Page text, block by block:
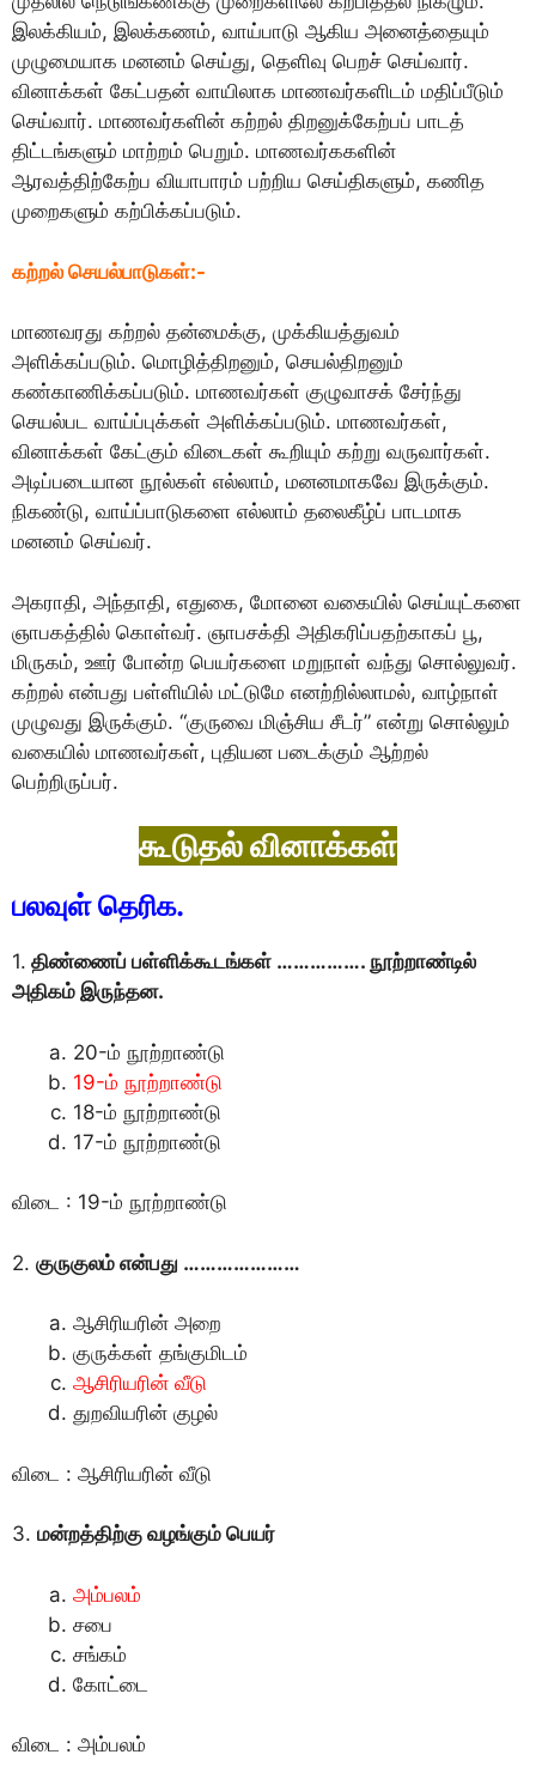
இலக்கியம், இலக்கணம், வாய்பாடு ஆகிய அனைத்தையும்
முழுமையாக மனனம் செய்து, தெளிவு பெறச் செய்வார்.
வினாக்கள் கேட்பதன் வாயிலாக மாணவர்களிடம் மதிப்பீடும்
செய்வார். மாணவர்களின் கற்றல் திறனுக்கேற்பப் பாடத்
திட்டங்களும் மாற்றம் பெறும். மாணவர்ககளின்
ஆரவத்திற்கேற்ப வியாபாரம் பற்றிய செய்திகளும், கணித
முறைகளும் கற்பிக்கப்படும்.
கற்றல் செயல்பாடுகள்:-
மாணவரது கற்றல் தன்மைக்கு, முக்கியத்துவம்
அளிக்கப்படும். மொழித்திறனும், செயல்திறனும்
கண்காணிக்கப்படும். மாணவர்கள் குழுவாசக் சேர்ந்து
செயல்பட வாய்ப்புக்கள் அளிக்கப்படும். மாணவர்கள்,
வினாக்கள் கேட்கும் விடைகள் கூறியும் கற்று வருவார்கள்.
அடிப்படையான நூல்கள் எல்லாம், மனனமாகவே இருக்கும்.
நிகண்டு, வாய்ப்பாடுகளை எல்லாம் தலைகீழ்ப் பாடமாக
மனனம் செய்வர்.
அகராதி, அந்தாதி, எதுகை, மோனை வகையில் செய்யுட்களை
ஞாபகத்தில் கொள்வர். ஞாபசக்தி அதிகரிப்பதற்காகப் பூ,
மிருகம், ஊர் போன்ற பெயர்களை மறுநாள் வந்து சொல்லுவர்.
கற்றல் என்பது பள்ளியில் மட்டுமே எனற்றில்லாமல், வாழ்நாள்
முழுவது இருக்கும். “குருவை மிஞ்சிய சீடர்” என்று சொல்லும்
வகையில் மாணவர்கள், புதியன படைக்கும் ஆற்றல்
பெற்றிருப்பர்.
கூடுதல் வினாக்கள்
பலவுள் தெரிக.
1. திண்ணைப் பள்ளிக்கூடங்கள் ……………. நூற்றாண்டில்
அதிகம் இருந்தன.
20-ம் நூற்றாண்டு
19-ம் நூற்றாண்டு
18-ம் நூற்றாண்டு
17-ம் நூற்றாண்டு
விடை : 19-ம் நூற்றாண்டு
2. குருகுலம் என்பது …………………
ஆசிரியரின் அறை
குருக்கள் தங்குமிடம்
ஆசிரியரின் வீடு
துறவியரின் குழல்
விடை : ஆசிரியரின் வீடு
3. மன்றத்திற்கு வழங்கும் பெயர்
அம்பலம்
சபை
சங்கம்
கோட்டை
விடை : அம்பலம்